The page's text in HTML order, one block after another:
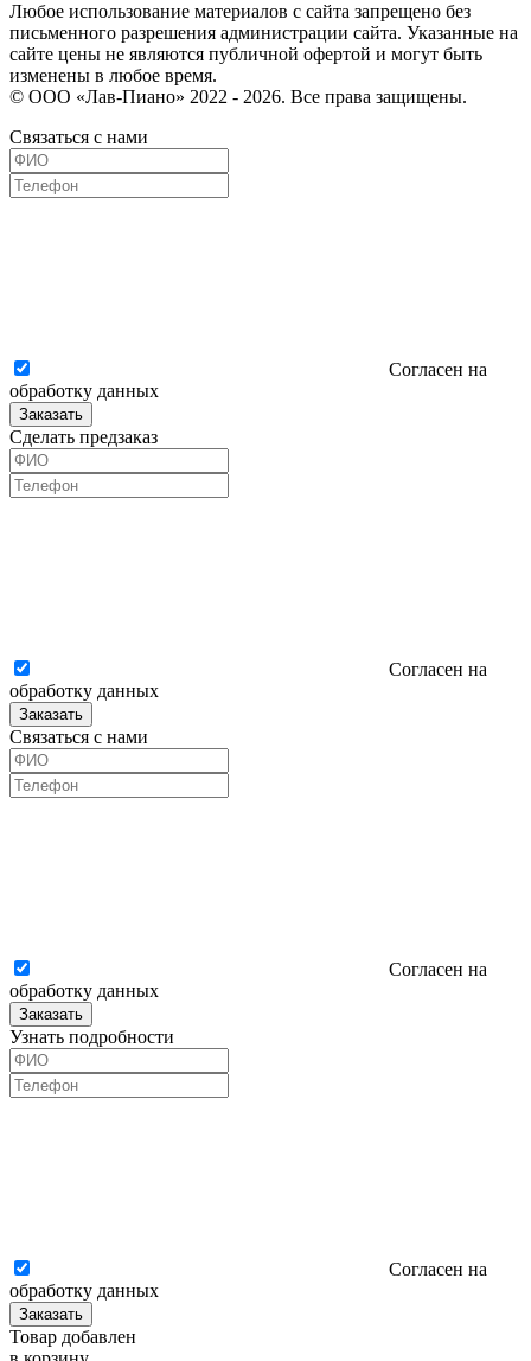
Любое использование материалов с сайта запрещено без
письменного разрешения администрации сайта. Указанные на
сайте цены не являются публичной офертой и могут быть
изменены в любое время.
© ООО «Лав-Пиано» 2022 - 2026. Все права защищены.
Связаться с нами
Согласен на
обработку данных
Заказать
Сделать предзаказ
Согласен на
обработку данных
Заказать
Связаться с нами
Согласен на
обработку данных
Заказать
Узнать подробности
Согласен на
обработку данных
Заказать
Товар добавлен